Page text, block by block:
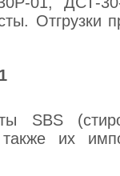
Отгрузки
SBS
их